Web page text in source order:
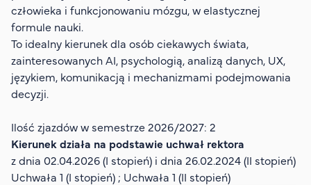
Dla studenta
Organizacja studiów
Aktualności
Stypendia
Zjazdy
O rekrutacji
Jak zostać studentem AHE
człowieka i funkcjonowaniu mózgu, w elastycznej
formule nauki.
To idealny kierunek dla osób ciekawych świata,
zainteresowanych AI, psychologią, analizą danych, UX,
językiem, komunikacją i mechanizmami podejmowania
decyzji.
Ilość zjazdów w semestrze 2026/2027: 2
Kierunek działa na podstawie uchwał rektora
z dnia 02.04.2026 (I stopień) i dnia 26.02.2024 (II stopień)
Uchwała 1 (I stopień) ; Uchwała 1 (II stopień)